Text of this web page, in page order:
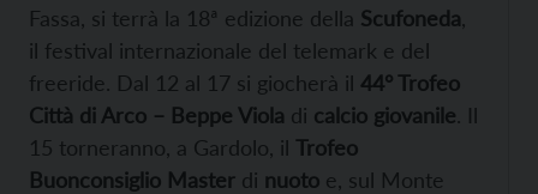
Fassa, si terrà la 18ª edizione della Scufoneda
il festival internazionale del telemark e del
freeride. Dal 12 al 17 si giocherà il 44° Trofeo
Città di Arco – Beppe Viola di calcio giovanile. Il
15 torneranno, a Gardolo, il Trofeo
Buonconsiglio Master di nuoto e, sul Monte